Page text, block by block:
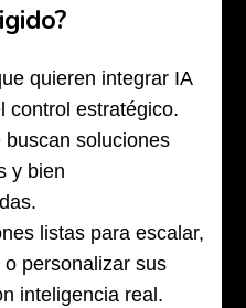
quieren integrar IA
control estratégico.
buscan soluciones
y bien
listas para escalar,
personalizar sus
inteligencia real.